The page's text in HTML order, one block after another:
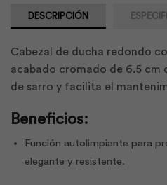
DESCRIPCIÓN
Cabezal de ducha redondo
acabado cromado de 6.5 cm
de sarro y facilita el
Beneficios:
Función autolimpiante para
elegante y resistente.